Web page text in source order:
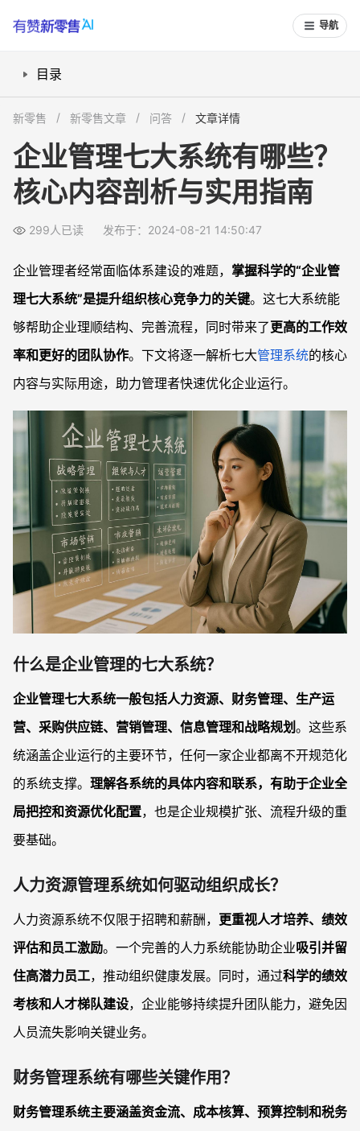
导航
目录
财务管理系统有哪些关键作用？
生产与运营系统如何优化流程效率？
营销管理系统怎样提升市场竞争力？
信息管理系统对企业数字化有何推动作用？
各管理系统之间如何协同工作？
优化管理系统过程常见难点有哪些？
管理七大系统的升级，如何根据企业现状分步推进？
新零售 新零售文章 问答 文章详情
企业管理七大系统有哪些？
核心内容剖析与实用指南
299人已读 发布于：2024-08-21 14:50:47
企业管理者经常面临体系建设的难题， 掌握科学的“企业管
理七大系统”是提升组织核心竞争力的关键。这七大系统能
够帮助企业理顺结构、完善流程，同时带来了更高的工作效
率和更好的团队协作。下文将逐一解析七大管理系统的核心
内容与实际用途，助力管理者快速优化企业运行。
什么是企业管理的七大系统？
企业管理七大系统一般包括人力资源、财务管理、生产运
营、采购供应链、营销管理、信息管理和战略规划。这些系
统涵盖企业运行的主要环节，任何一家企业都离不开规范化
的系统支撑。 理解各系统的具体内容和联系，有助于企业全
局把控和资源优化配置，也是企业规模扩张、流程升级的重
要基础。
人力资源管理系统如何驱动组织成长？
人力资源系统不仅限于招聘和薪酬， 更重视人才培养、绩效
评估和员工激励。一个完善的人力系统能协助企业吸引并留
住高潜力员工，推动组织健康发展。同时，通过科学的绩效
考核和人才梯队建设，企业能够持续提升团队能力，避免因
人员流失影响关键业务。
财务管理系统有哪些关键作用？
财务管理系统主要涵盖资金流、成本核算、预算控制和税务